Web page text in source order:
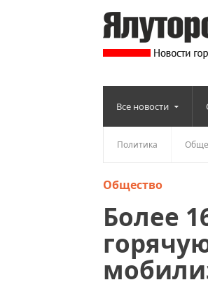
Все новости
Политика
Общество
Более